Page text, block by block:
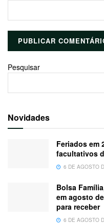
Pesquisar
Novidades
Feriados em
facultativos
6 DE AGOSTO
Bolsa
em agosto
para receber
6 DE AGOSTO